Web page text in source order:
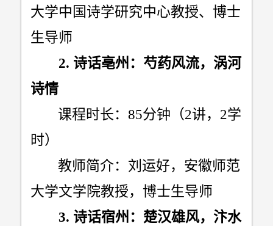
大学中国诗学研究中心教授、博士
生导师
2. 诗话亳州：芍药风流，涡河
诗情
课程时长： 85分钟（2讲， 2学
时）
教师简介：刘运好，安徽师范
大学文学院教授，博士生导师
3. 诗话宿州：楚汉雄风，汴水